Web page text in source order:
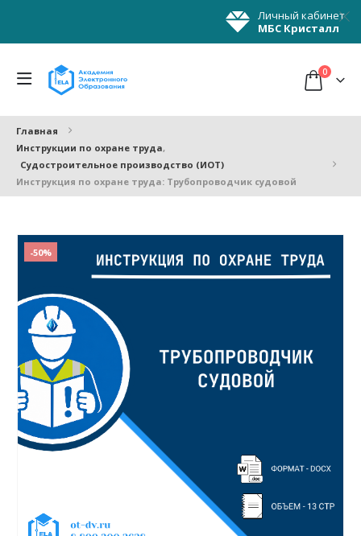
Личный кабинет
МБС Кристалл
0
Главная
Инструкции по охране труда,
Судостроительное производство (ИОТ)
Инструкция по охране труда: Трубопроводчик судовой
-50%